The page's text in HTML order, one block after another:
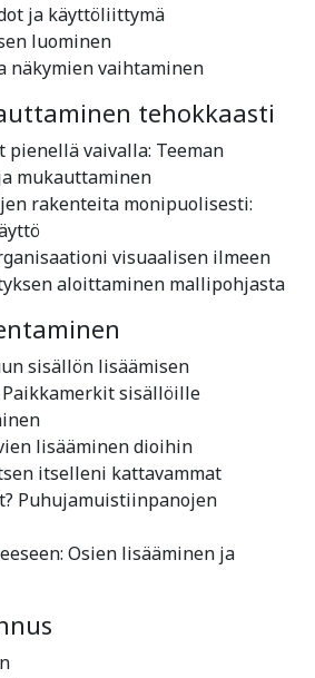
ja käyttöliittymä
luominen
näkymien vaihtaminen
tehokkaasti
pienellä vaivalla: Teeman
mukauttaminen
rakenteita monipuolisesti:
visuaalisen ilmeen
aloittaminen mallipohjasta
sisällön lisäämisen
sisällöille
lisääminen dioihin
itselleni kattavammat
Puhujamuistiinpanojen
Osien lisääminen ja